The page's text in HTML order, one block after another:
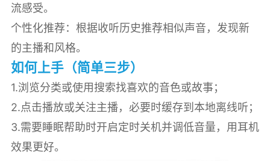
流感受。
个性化推荐：根据收听历史推荐相似声音，发现新
的主播和风格。
如何上手（简单三步）
1.浏览分类或使用搜索找喜欢的音色或故事；
2.点击播放或关注主播，必要时缓存到本地离线听；
3.需要睡眠帮助时开启定时关机并调低音量，用耳机
效果更好。